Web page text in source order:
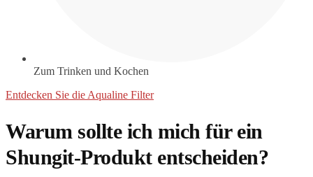
Zum Trinken und Kochen
Entdecken Sie die Aqualine Filter
Warum sollte ich mich für ein
Shungit-Produkt entscheiden?